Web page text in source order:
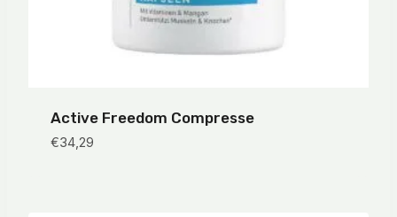
Active Freedom Compresse
€34,29